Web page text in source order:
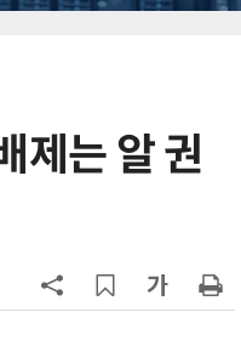
제는 알 권
등 6대 첨단산업 '국내생산세
상공인 이의 모두 기각